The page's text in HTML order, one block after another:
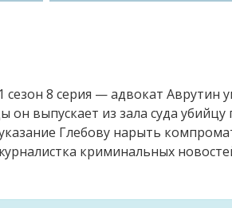
8 серия — адвокат Аврутин
выпускает из зала суда убийцу
Глебову нарыть
криминальных